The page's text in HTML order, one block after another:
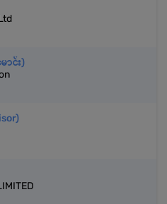
ာင်း)